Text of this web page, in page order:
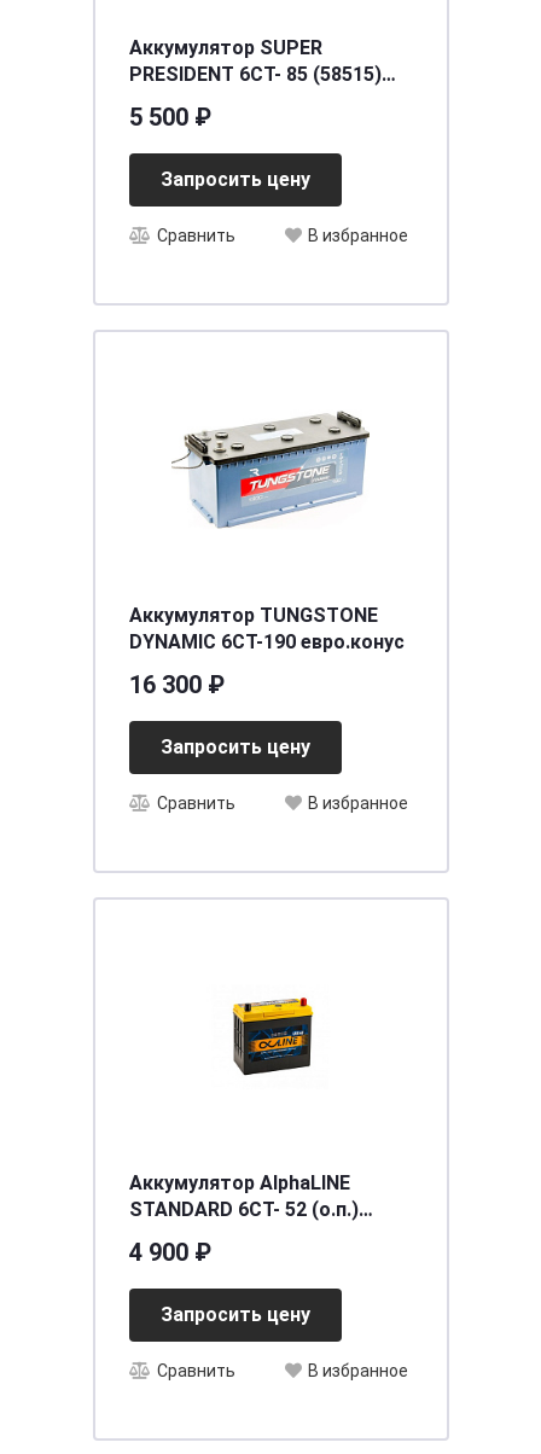
Аккумулятор SUPER
PRESIDENT 6СТ- 85 (58515)
[L4]
5 500 ₽
Запросить цену
Сравнить В избранное
Аккумулятор TUNGSTONE
DYNAMIC 6СТ-190 евро.конус
16 300 ₽
Запросить цену
Сравнить В избранное
Аккумулятор AlphaLINE
STANDARD 6СТ- 52 (о.п.)
[B24]
4 900 ₽
Запросить цену
Сравнить В избранное